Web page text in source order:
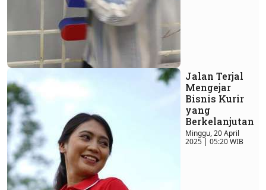
Jalan Terjal
Mengejar
Bisnis Kurir
yang
Berkelanjutan
Minggu, 20 April
2025 | 05:20 WIB